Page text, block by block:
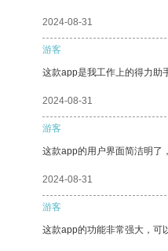
2024-08-31
游客
这款app是我工作上的得力助
2024-08-31
游客
这款app的用户界面简洁明了
2024-08-31
游客
这款app的功能非常强大，可